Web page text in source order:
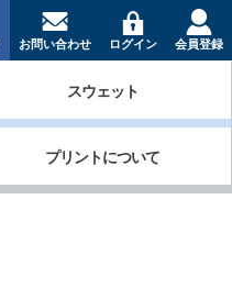
お問い合わせ ログイン 会員登録
スウェット
プリントについて